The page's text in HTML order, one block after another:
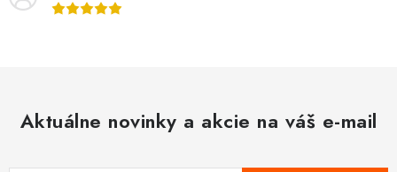
Aktuálne novinky a akcie na váš e-mail